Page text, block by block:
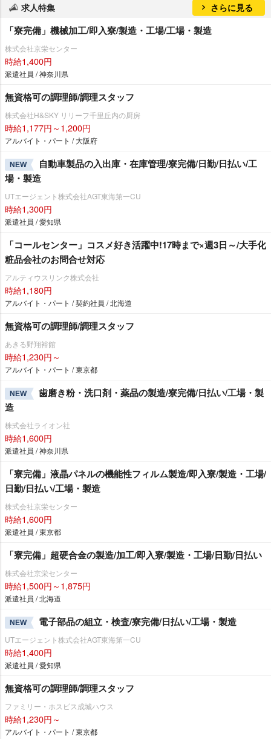
求人特集 さらに見る
「寮完備」機械加工/即入寮/製造・工場/工場・製造
株式会社京栄センター
時給1,400円
派遣社員 / 神奈川県
無資格可の調理師/調理スタッフ
株式会社H&SKY リリーフ千里丘内の厨房
時給1,177円～1,200円
アルバイト・パート / 大阪府
NEW
自動車製品の入出庫・在庫管理/寮完備/日勤/日払い/工
場・製造
UTエージェント株式会社AGT東海第一CU
時給1,300円
派遣社員 / 愛知県
「コールセンター」コスメ好き活躍中!17時まで×週3日～/大手化
粧品会社のお問合せ対応
アルティウスリンク株式会社
時給1,180円
アルバイト・パート / 契約社員 / 北海道
無資格可の調理師/調理スタッフ
あきる野翔裕館
時給1,230円～
アルバイト・パート / 東京都
NEW
歯磨き粉・洗口剤・薬品の製造/寮完備/日払い/工場・製
造
株式会社ライオン社
時給1,600円
派遣社員 / 神奈川県
「寮完備」液晶パネルの機能性フィルム製造/即入寮/製造・工場/
日勤/日払い/工場・製造
株式会社京栄センター
時給1,600円
派遣社員 / 東京都
「寮完備」超硬合金の製造/加工/即入寮/製造・工場/日勤/日払い
株式会社京栄センター
時給1,500円～1,875円
派遣社員 / 北海道
NEW 電子部品の組立・検査/寮完備/日払い/工場・製造
UTエージェント株式会社AGT東海第一CU
時給1,400円
派遣社員 / 愛知県
無資格可の調理師/調理スタッフ
ファミリー・ホスピス成城ハウス
時給1,230円～
アルバイト・パート / 東京都